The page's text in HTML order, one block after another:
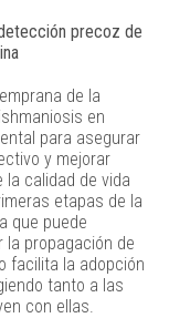
precoz de
de la
en
para asegurar
y mejorar
calidad de vida
etapas de la
que puede
la propagación de
facilita la adopción
tanto a las
con ellas.